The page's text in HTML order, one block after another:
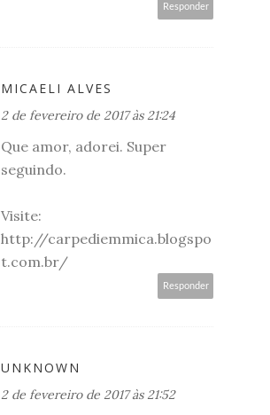
Responder
MICAELI ALVES
2 de fevereiro de 2017 às 21:24
Que amor, adorei. Super
seguindo.
Visite:
http://carpediemmica.blogspo
t.com.br/
Responder
UNKNOWN
2 de fevereiro de 2017 às 21:52